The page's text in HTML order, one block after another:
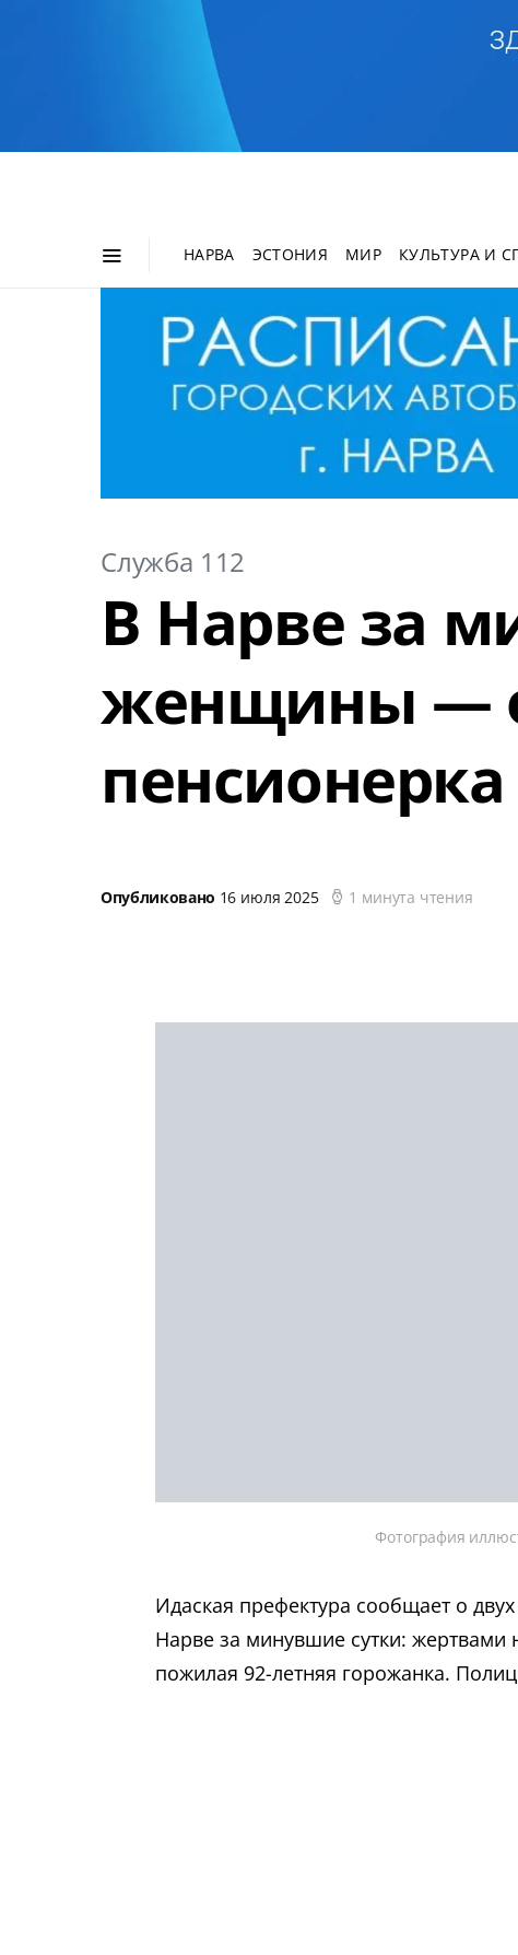
НАРВА ЭСТОНИЯ МИР КУЛЬТУРА И
Служба 112
В Нарве за
женщины —
пенсионерка
Опубликовано 16 июля 2025 1 минута чтения
Фотография
Идаская префектура сообщает о
Нарве за минувшие сутки:
пожилая 92-летняя горожанка.